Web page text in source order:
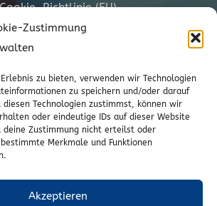
Zustimmung
zu bieten, verwenden wir Technologien
zu speichern und/oder darauf
diesen Technologien zustimmst, können wir
oder eindeutige IDs auf dieser Website
deine Zustimmung nicht erteilst oder
Merkmale und Funktionen
Akzeptieren
Richtlinie (EU)
Vertrag widerrufen
Kontakt
Neustädterstrasse 20
2540 Bad Vöslau